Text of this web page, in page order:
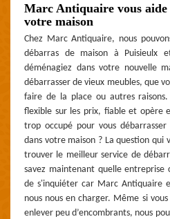
Marc Antiquaire vous
votre maison
Chez Marc Antiquaire, nous
débarras de maison à Puisieulx
déménagiez dans votre nouvelle
débarrasser de vieux meubles, que
faire de la place ou autres
flexible sur les prix, fiable et opère
trop occupé pour vous
dans votre maison ? La question qui
trouver le meilleur service de
savez maintenant quelle entreprise
de s'inquiéter car Marc Antiquaire
nous nous en charger. Même si
enlever peu d’encombrants, nous